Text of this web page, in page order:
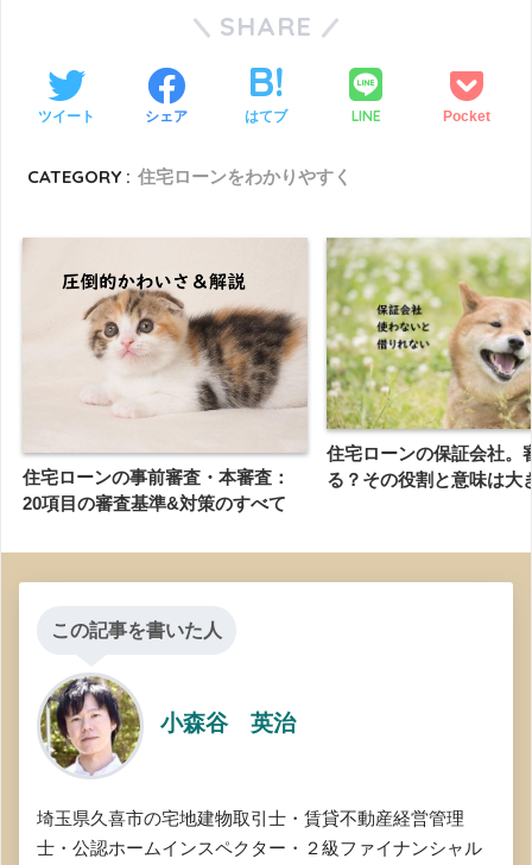
SHARE
ツイート シェア はてブ LINE Pocket
CATEGORY : 住宅ローンをわかりやすく
住宅ローンの事前審査・本審査：
20項目の審査基準&対策のすべて
住宅ローンの保証会社。
る？その役割と意味は大
この記事を書いた人
小森谷 英治
埼玉県久喜市の宅地建物取引士・賃貸不動産経営管理
士・公認ホームインスペクター・２級ファイナンシャル